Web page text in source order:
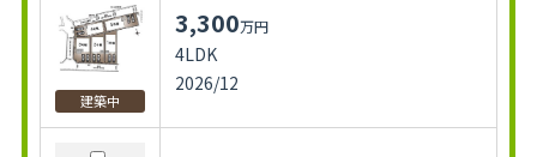
建築中
3,300万円
4LDK
2026/12